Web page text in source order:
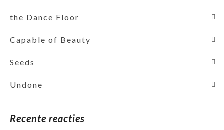
the Dance Floor
Capable of Beauty
Seeds
Undone
Recente reacties